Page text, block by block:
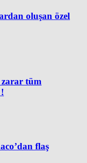
oluşan özel
tüm
flaş